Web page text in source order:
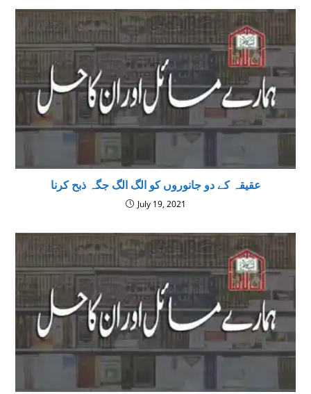
عقیقہ کے دو جانوروں کو الگ الگ جگہ ذبح کرنا
July 19, 2021